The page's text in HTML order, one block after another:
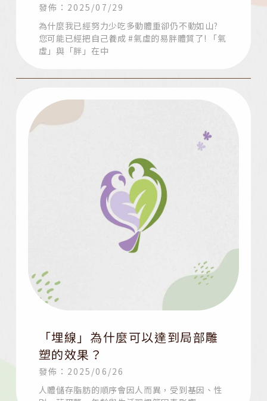
發佈：2025/07/29
為什麼我已經努力少吃多動體重卻仍不動如山?
您可能已經把自己養成 #氣虛的易胖體質了! 「氣
虛」與「胖」在中
「埋線」為什麼可以達到局部雕
塑的效果？
發佈：2025/06/26
人體儲存脂肪的順序會因人而異，受到基因、性